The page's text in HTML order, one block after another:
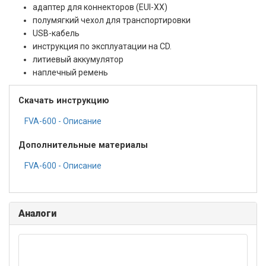
адаптер для коннекторов (EUI-XX)
полумягкий чехол для транспортировки
USB-кабель
инструкция по эксплуатации на CD.
литиевый аккумулятор
наплечный ремень
Скачать инструкцию
FVA-600 - Описание
Дополнительные материалы
FVA-600 - Описание
Аналоги